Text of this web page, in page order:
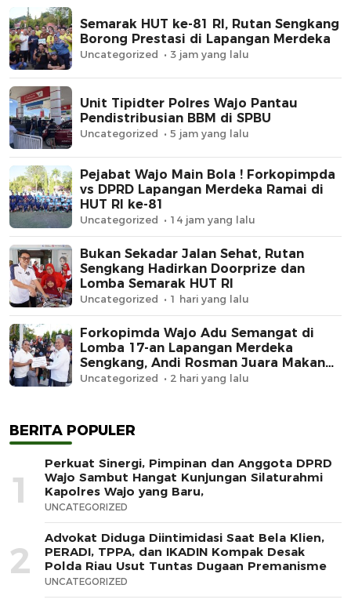
Semarak HUT ke-81 RI, Rutan Sengkang
Borong Prestasi di Lapangan Merdeka
Uncategorized 3 jam yang lalu
Unit Tipidter Polres Wajo Pantau
Pendistribusian BBM di SPBU
Uncategorized 5 jam yang lalu
Pejabat Wajo Main Bola ! Forkopimpda
vs DPRD Lapangan Merdeka Ramai di
HUT RI ke-81
Uncategorized 14 jam yang lalu
Bukan Sekadar Jalan Sehat, Rutan
Sengkang Hadirkan Doorprize dan
Lomba Semarak HUT RI
Uncategorized 1 hari yang lalu
Forkopimda Wajo Adu Semangat di
Lomba 17-an Lapangan Merdeka
Sengkang, Andi Rosman Juara Makan
Krupuk
Uncategorized 2 hari yang lalu
BERITA POPULER
1
Perkuat Sinergi, Pimpinan dan Anggota DPRD
Wajo Sambut Hangat Kunjungan Silaturahmi
Kapolres Wajo yang Baru,
UNCATEGORIZED
2
Advokat Diduga Diintimidasi Saat Bela Klien,
PERADI, TPPA, dan IKADIN Kompak Desak
Polda Riau Usut Tuntas Dugaan Premanisme
UNCATEGORIZED